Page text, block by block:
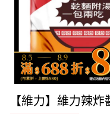
【維力】維力辣